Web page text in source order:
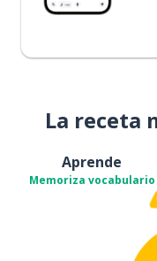
La receta
Aprende
Memoriza vocabulario